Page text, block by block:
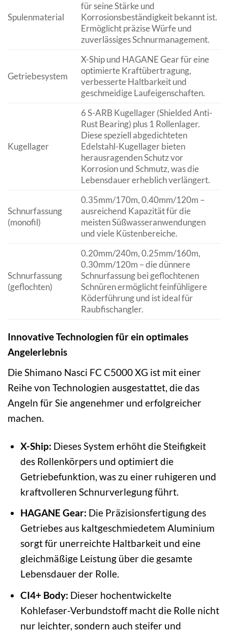
Spulenmaterial
für seine Stärke und
Korrosionsbeständigkeit bekannt ist.
Ermöglicht präzise Würfe und
zuverlässiges Schnurmanagement.
Getriebesystem
X-Ship und HAGANE Gear für eine
optimierte Kraftübertragung,
verbesserte Haltbarkeit und
geschmeidige Laufeigenschaften.
Kugellager
6 S-ARB Kugellager (Shielded Anti-
Rust Bearing) plus 1 Rollenlager.
Diese speziell abgedichteten
Edelstahl-Kugellager bieten
herausragenden Schutz vor
Korrosion und Schmutz, was die
Lebensdauer erheblich verlängert.
Schnurfassung
(monofil)
0.35mm/170m, 0.40mm/120m –
ausreichend Kapazität für die
meisten Süßwasseranwendungen
und viele Küstenbereiche.
Schnurfassung
(geflochten)
0.20mm/240m, 0.25mm/160m,
0.30mm/120m – die dünnere
Schnurfassung bei geflochtenen
Schnüren ermöglicht feinfühligere
Köderführung und ist ideal für
Raubfischangler.
Innovative Technologien für ein optimales
Angelerlebnis
Die Shimano Nasci FC C5000 XG ist mit einer
Reihe von Technologien ausgestattet, die das
Angeln für Sie angenehmer und erfolgreicher
machen.
X-Ship: Dieses System erhöht die Steifigkeit
des Rollenkörpers und optimiert die
Getriebefunktion, was zu einer ruhigeren und
kraftvolleren Schnurverlegung führt.
HAGANE Gear: Die Präzisionsfertigung des
Getriebes aus kaltgeschmiedetem Aluminium
sorgt für unerreichte Haltbarkeit und eine
gleichmäßige Leistung über die gesamte
Lebensdauer der Rolle.
CI4+ Body: Dieser hochentwickelte
Kohlefaser-Verbundstoff macht die Rolle nicht
nur leichter, sondern auch steifer und